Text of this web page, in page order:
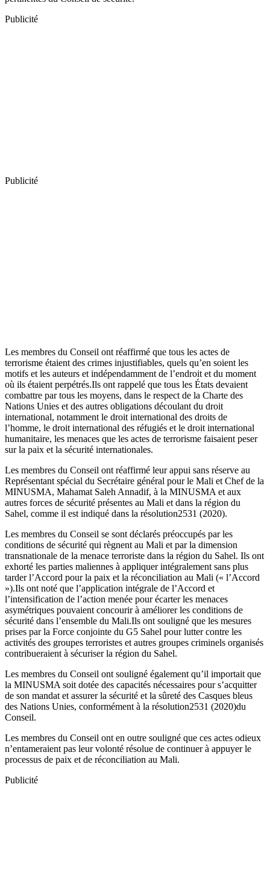
Publicité
Publicité
Les membres du Conseil ont réaffirmé que tous les actes de
terrorisme étaient des crimes injustifiables, quels qu’en soient les
motifs et les auteurs et indépendamment de l’endroit et du moment
où ils étaient perpétrés.Ils ont rappelé que tous les États devaient
combattre par tous les moyens, dans le respect de la Charte des
Nations Unies et des autres obligations découlant du droit
international, notamment le droit international des droits de
l’homme, le droit international des réfugiés et le droit international
humanitaire, les menaces que les actes de terrorisme faisaient peser
sur la paix et la sécurité internationales.
Les membres du Conseil ont réaffirmé leur appui sans réserve au
Représentant spécial du Secrétaire général pour le Mali et Chef de la
MINUSMA, Mahamat Saleh Annadif, à la MINUSMA et aux
autres forces de sécurité présentes au Mali et dans la région du
Sahel, comme il est indiqué dans la résolution2531 (2020).
Les membres du Conseil se sont déclarés préoccupés par les
conditions de sécurité qui règnent au Mali et par la dimension
transnationale de la menace terroriste dans la région du Sahel. Ils ont
exhorté les parties maliennes à appliquer intégralement sans plus
tarder l’Accord pour la paix et la réconciliation au Mali (« l’Accord
»).Ils ont noté que l’application intégrale de l’Accord et
l’intensification de l’action menée pour écarter les menaces
asymétriques pouvaient concourir à améliorer les conditions de
sécurité dans l’ensemble du Mali.Ils ont souligné que les mesures
prises par la Force conjointe du G5 Sahel pour lutter contre les
activités des groupes terroristes et autres groupes criminels organisés
contribueraient à sécuriser la région du Sahel.
Les membres du Conseil ont souligné également qu’il importait que
la MINUSMA soit dotée des capacités nécessaires pour s’acquitter
de son mandat et assurer la sécurité et la sûreté des Casques bleus
des Nations Unies, conformément à la résolution2531 (2020)du
Conseil.
Les membres du Conseil ont en outre souligné que ces actes odieux
n’entameraient pas leur volonté résolue de continuer à appuyer le
processus de paix et de réconciliation au Mali.
Publicité